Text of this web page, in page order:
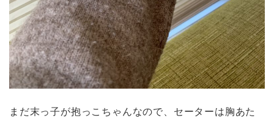
まだ末っ子が抱っこちゃんなので、セーターは胸あた